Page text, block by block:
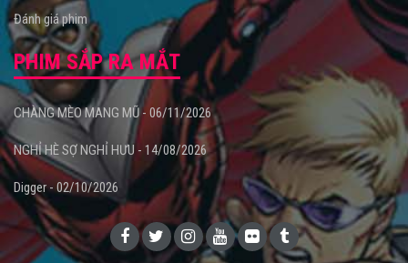
Đánh giá phim
PHIM SẮP RA MẮT
CHÀNG MÈO MANG MŨ - 06/11/2026
NGHỈ HÈ SỢ NGHỈ HƯU - 14/08/2026
Digger - 02/10/2026